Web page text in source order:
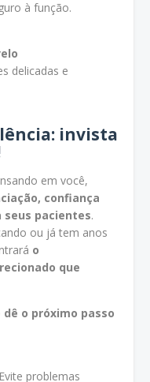
à função.
delicadas e
invista
em você,
confiança
seus pacientes.
ou já tem anos
o
que
o próximo passo
problemas